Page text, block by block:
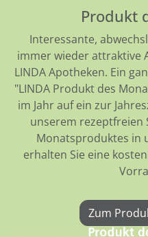
Produkt
Interessante,
immer wieder attraktive
LINDA Apotheken. Ein
"LINDA Produkt des
im Jahr auf ein zur
unserem rezeptfreien
Monatsproduktes in
erhalten Sie eine
Zum